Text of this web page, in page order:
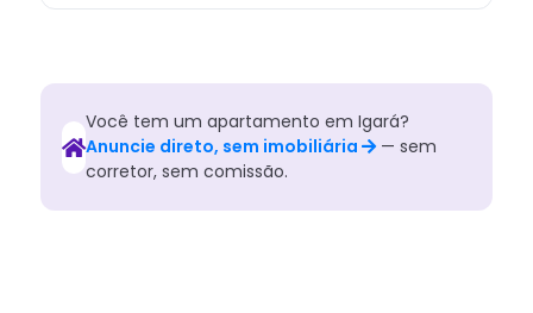
Você tem um apartamento em Igará?
Anuncie direto, sem imobiliária
— sem
corretor, sem comissão.